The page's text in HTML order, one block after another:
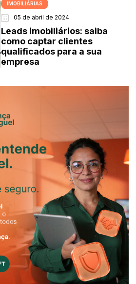
IMOBILIÁRIAS
05 de abril de 2024
Leads imobiliários: saiba
como captar clientes
qualificados para a sua
empresa